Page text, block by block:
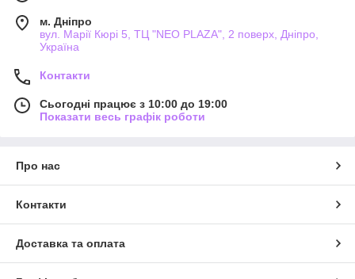
м. Дніпро
вул. Марії Кюрі 5, ТЦ "NEO PLAZA", 2 поверх, Дніпро,
Україна
Контакти
Сьогодні працює з 10:00 до 19:00
Показати весь графік роботи
Про нас
Контакти
Доставка та оплата